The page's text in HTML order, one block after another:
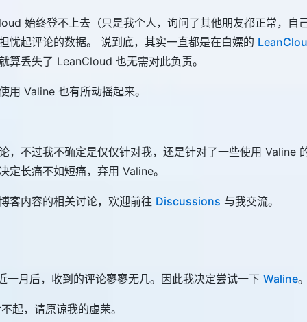
始终登不上去（只是我个人，询问了其他朋友都正常，自
忧起评论的数据。 说到底，其实一直都是在白嫖的
算丢失了 LeanCloud 也无需对此负责。
用 Valine 也有所动摇起来。
，不过我不确定是仅仅针对我，还是针对了一些使用 Valine
定长痛不如短痛，弃用 Valine。
客内容的相关讨论，欢迎前往 Discussions 与我交流。
一月后，收到的评论寥寥无几。因此我决定尝试一下 Waline
起，请原谅我的虚荣。